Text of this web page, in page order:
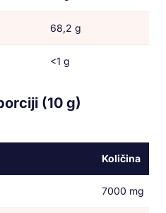
68,2 g
<1 g
(10 g)
Količina
7000 mg